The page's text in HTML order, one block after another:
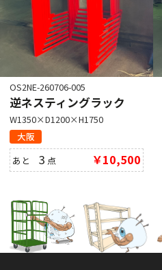
OS2NE-260706-005
逆ネスティングラック
W1350×D1200×H1750
大阪
あと3 点 ￥10,500